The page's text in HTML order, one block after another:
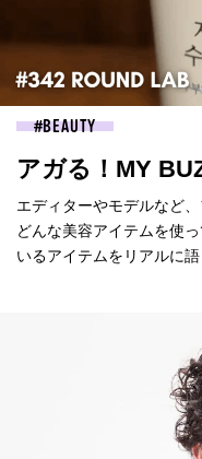
BEAUTY
アガる！MY
エディターやモデルなど
どんな美容アイテムを使
いるアイテムをリアルに